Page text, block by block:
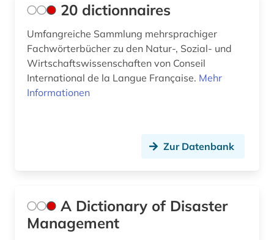
armutspolitik (1)
arzneimittelmarkt (3)
asean (1)
asyl (1)
Korea (1)
Kroatien (3)
Makedonien (2)
Malta (3)
20 dictionnaires
Umfangreiche Sammlung mehrsprachiger
Fachwörterbücher zu den Natur-, Sozial- und
Wirtschaftswissenschaften von Conseil
International de la Langue Française. Mehr
Informationen
Zur Datenbank
A Dictionary of Disaster
Management